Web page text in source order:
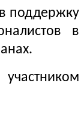
поддержку
в